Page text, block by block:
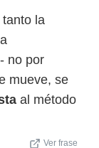
la
no por
mueve, se
al método
Ver frase